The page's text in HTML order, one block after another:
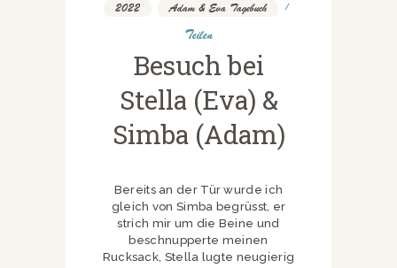
2022 Adam & Eva Tagebuch
Teilen
Besuch bei
Stella (Eva) &
Simba (Adam)
Bereits an der Tür wurde ich
gleich von Simba begrüsst, er
strich mir um die Beine und
beschnupperte meinen
Rucksack, Stella lugte neugierig